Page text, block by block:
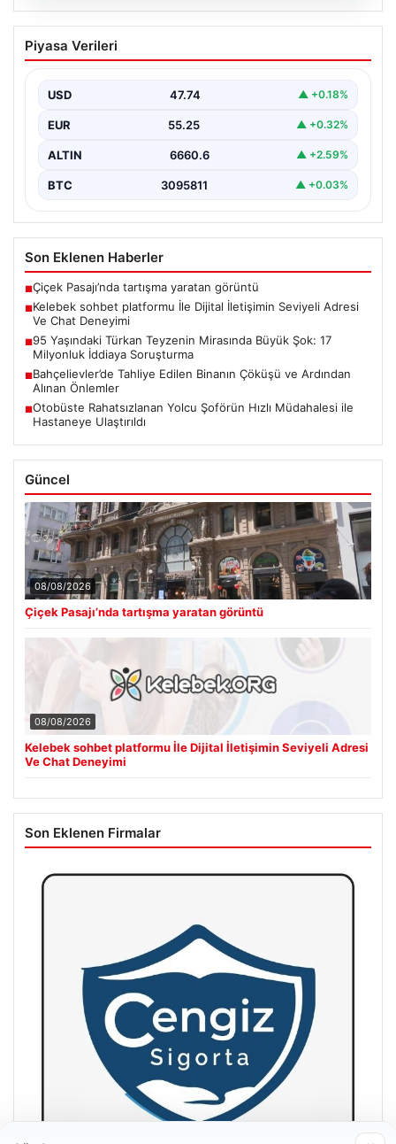
Kelebek sohbet platformu İle Dijital
İletişimin Seviyeli Adresi Ve Chat
İnternet dünyasında insanların kaliteli bir biçimde irtibat
Günümüzde pek…
Piyasa Verileri
USD 47.74 ▲ +0.18%
EUR 55.25 ▲ +0.32%
ALTIN 6660.6 ▲ +2.59%
BTC 3095811 ▲ +0.03%
Son Eklenen Haberler
■Çiçek Pasajı’nda tartışma yaratan görüntü
■Kelebek sohbet platformu İle Dijital İletişimin Seviyeli Adresi
Ve Chat Deneyimi
■95 Yaşındaki Türkan Teyzenin Mirasında Büyük Şok: 17
Milyonluk İddiaya Soruşturma
■Bahçelievler’de Tahliye Edilen Binanın Çöküşü ve Ardından
Alınan Önlemler
■Otobüste Rahatsızlanan Yolcu Şoförün Hızlı Müdahalesi ile
Hastaneye Ulaştırıldı
Güncel
08/08/2026
Çiçek Pasajı’nda tartışma yaratan görüntü
08/08/2026
Kelebek sohbet platformu İle Dijital İletişimin Seviyeli Adresi
Ve Chat Deneyimi
Son Eklenen Firmalar